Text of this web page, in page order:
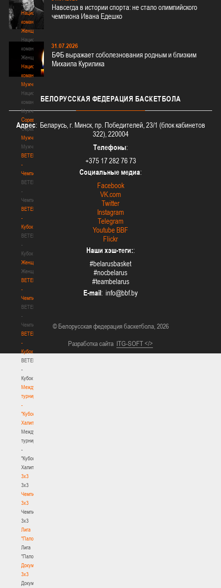
3х3
Национальная
команда.
Женщины
Национальная
команда.
Женщины
Национальная
команда.
Мужчины
Национальная
команда.
Мужчины
Соревнования
Соревнования
Мужчины
Мужчины
BETERA
-
Чемпионат
BETERA
-
Чемпионат
BETERA
-
Кубок
BETERA
-
Кубок
Женщины
Женщины
BETERA
-
Чемпионат
BETERA
-
Чемпионат
BETERA
-
Кубок
BETERA
-
Кубок
Международный
турнир
-
"Кубок
Халипского"
Международный
турнир
-
"Кубок
Халипского"
3x3
3x3
Чемпионат
3х3
Чемпионат
3х3
Лига
"Палова"
Лига
"Палова"
Документы
3х3
Документы
Навсегда в истории спорта: не стало олимпийского
чемпиона Ивана Едешко
31.07.2026
БФБ выражает соболезнования родным и близким
Михаила Курилика
БЕЛОРУССКАЯ ФЕДЕРАЦИЯ БАСКЕТБОЛА
Адрес: Беларусь, г. Минск, пр. Победителей, 23/1 (блок кабинетов
322), 220004
Телефоны:
+375 17 282 76 73
Социальные медиа:
Facebook
VK.com
Twitter
Instagram
Telegram
Youtube BBF
Flickr
Наши хэш-теги::
#belarusbasket
#nocbelarus
#teambelarus
E-mail:
© Белорусская федерация баскетбола, 2026
Разработка сайта ITG-SOFT </>